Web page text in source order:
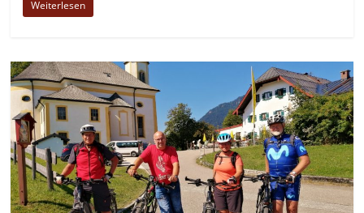
Weiterlesen